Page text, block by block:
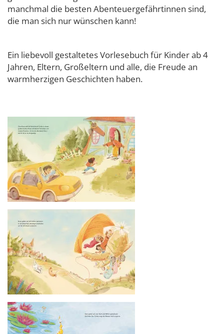
manchmal die besten Abenteuergefährtinnen sind,
die man sich nur wünschen kann!
Ein liebevoll gestaltetes Vorlesebuch für Kinder ab 4
Jahren, Eltern, Großeltern und alle, die Freude an
warmherzigen Geschichten haben.